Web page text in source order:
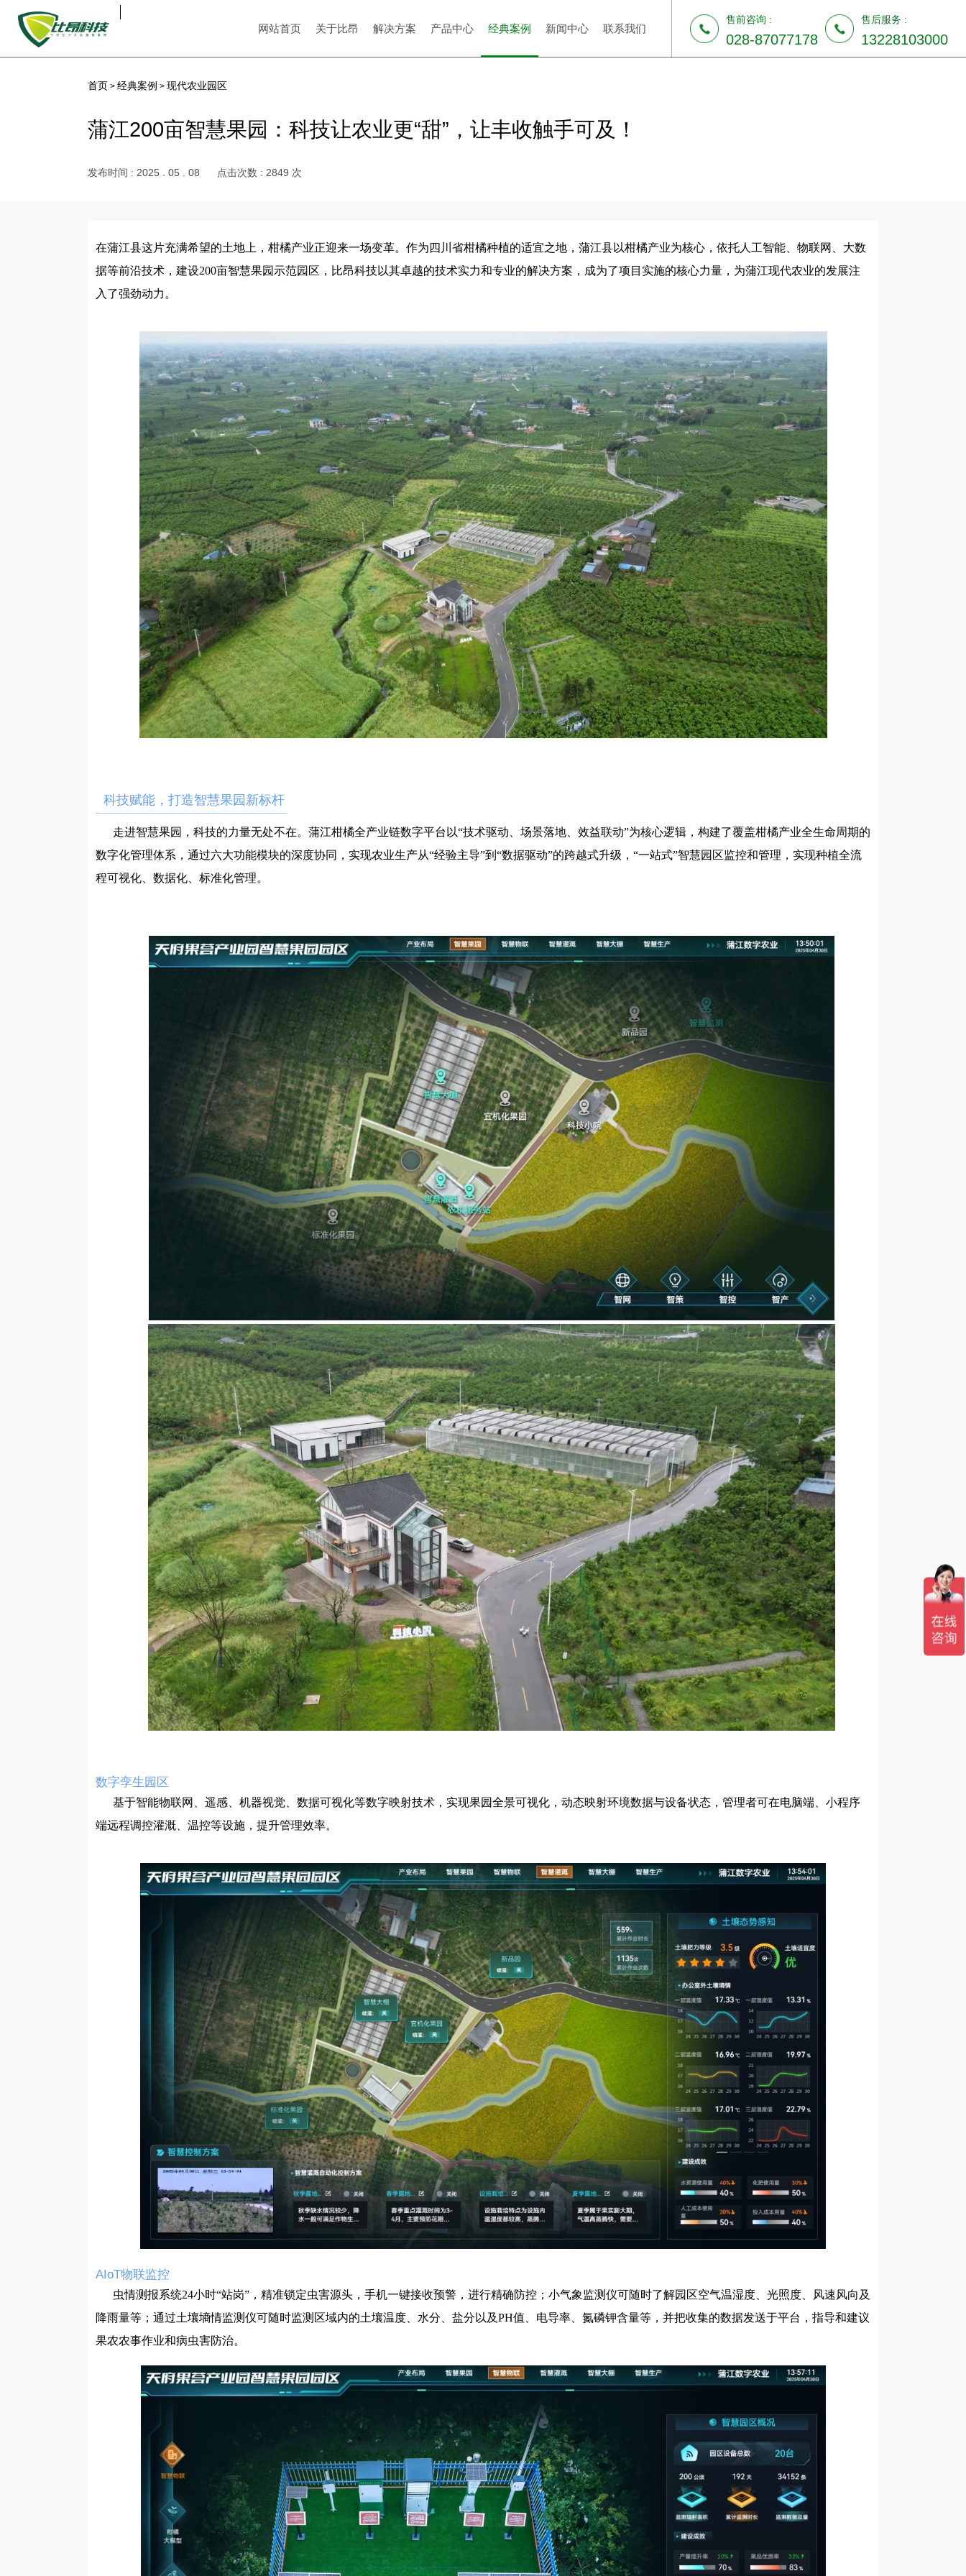
网站首页 关于比昂 解决方案 产品中心 经典案例 新闻中心 联系我们
售前咨询 :
028-87077178
售后服务 :
13228103000
首页 > 经典案例 > 现代农业园区
蒲江200亩智慧果园：科技让农业更“甜”，让丰收触手可及！
发布时间 : 2025 . 05 . 08 点击次数 : 2849 次
在蒲江县这片充满希望的土地上，柑橘产业正迎来一场变革。作为四川省柑橘种植的适宜之地，蒲江县以柑橘产业为核心，依托人工智能、物联网、大数
据等前沿技术，建设200亩智慧果园示范园区，比昂科技以其卓越的技术实力和专业的解决方案，成为了项目实施的核心力量，为蒲江现代农业的发展注
入了强劲动力。
科技赋能，打造智慧果园新标杆
走进智慧果园，科技的力量无处不在。蒲江柑橘全产业链数字平台以“技术驱动、场景落地、效益联动”为核心逻辑，构建了覆盖柑橘产业全生命周期的
数字化管理体系，通过六大功能模块的深度协同，实现农业生产从“经验主导”到“数据驱动”的跨越式升级，“一站式”智慧园区监控和管理，实现种植全流
程可视化、数据化、标准化管理。
数字孪生园区
基于智能物联网、遥感、机器视觉、数据可视化等数字映射技术，实现果园全景可视化，动态映射环境数据与设备状态，管理者可在电脑端、小程序
端远程调控灌溉、温控等设施，提升管理效率。
AIoT物联监控
虫情测报系统24小时“站岗”，精准锁定虫害源头，手机一键接收预警，进行精确防控；小气象监测仪可随时了解园区空气温湿度、光照度、风速风向及
降雨量等；通过土壤墒情监测仪可随时监测区域内的土壤温度、水分、盐分以及PH值、电导率、氮磷钾含量等，并把收集的数据发送于平台，指导和建议
果农农事作业和病虫害防治。